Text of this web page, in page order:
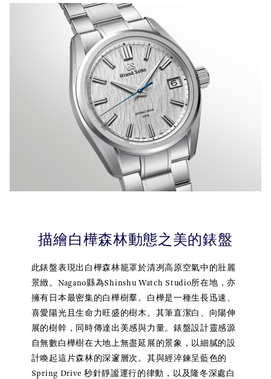
描繪白樺森林動態之美的錶盤
此錶盤表現出白樺森林籠罩於清冽高原空氣中的壯麗
景緻。Nagano縣為Shinshu Watch Studio所在地，亦
擁有日本最密集的白樺樹羣。白樺是一種生長迅速、
喜愛陽光且生命力旺盛的樹木。其筆直潔白、向陽伸
展的樹幹，同時傳達出美感與力量。錶盤設計靈感源
自無數白樺樹在大地上無盡延展的景象，以細膩的設
計喚起這片森林的深邃層次。其與經淬鍊呈藍色的
Spring Drive 秒針靜謐運行的律動，以及隆冬深處白